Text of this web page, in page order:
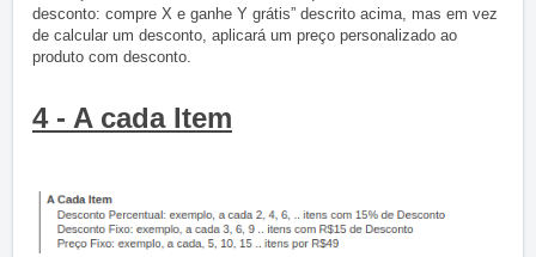
desconto: compre X e ganhe Y grátis” descrito acima, mas em vez
de calcular um desconto, aplicará um preço personalizado ao
produto com desconto.
4 - A cada Item